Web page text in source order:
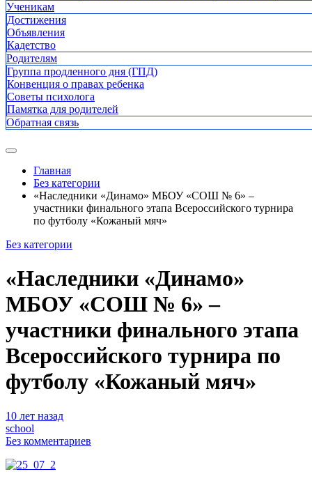
Ученикам
Достижения
Объявления
Кадетство
Родителям
Группа продленного дня (ГПД)
Конвенция о правах ребенка
Советы психолога
Памятка для родителей
Обратная связь
Главная
Без категории
«Наследники «Динамо» МБОУ «СОШ № 6» –
участники финального этапа Всероссийского турнира
по футболу «Кожаный мяч»
Без категории
«Наследники «Динамо»
МБОУ «СОШ № 6» –
участники финального этапа
Всероссийского турнира по
футболу «Кожаный мяч»
10 лет назад
school
Без комментариев